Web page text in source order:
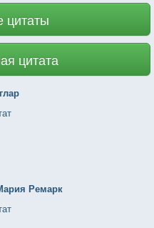
цитаты
цитата
Ремарк